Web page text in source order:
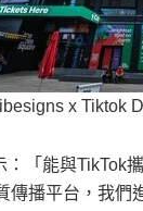
x Tiktok
「 能與TikTok
傳播平台，我